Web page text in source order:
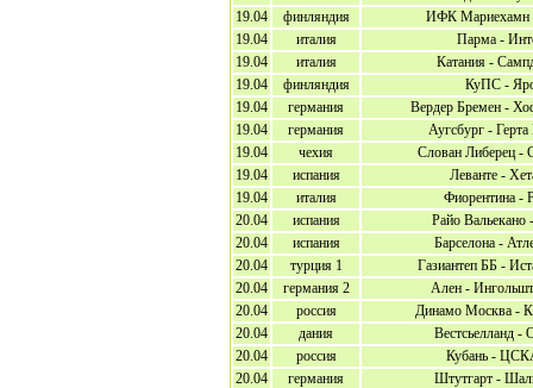
19.04
финляндия
ИФК
19.04
италия
Парма -
19.04
италия
Катания -
19.04
финляндия
КуПС -
19.04
германия
Вердер Бремен -
19.04
германия
Аугсбург - Герта
19.04
чехия
Слован Либерец -
19.04
испания
Леванте -
19.04
италия
Фиорентина -
20.04
испания
Райо Вальекано
20.04
испания
Барселона -
20.04
турция 1
Газиантеп ББ -
20.04
германия 2
Ален -
20.04
россия
Динамо Москва -
20.04
дания
Вестсьелланд -
20.04
россия
Кубань -
20.04
германия
Штутгарт -